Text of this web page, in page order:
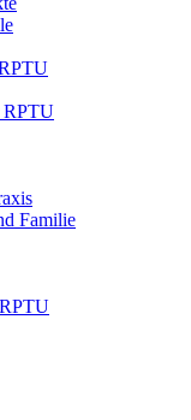
RPTU
Familie